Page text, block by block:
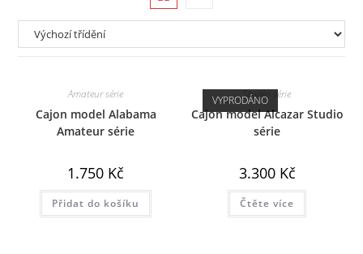
Amateur série
Cajon model Alabama
Amateur série
1.750 Kč
Přidat do košíku
VYPRODÁNOStudio série
Cajon model Alcazar Studio
série
3.300 Kč
Čtěte více